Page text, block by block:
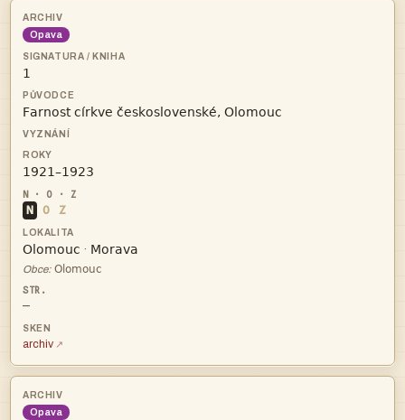
Opava



N O Z
 · 
Obce: 
—
archiv
Opava